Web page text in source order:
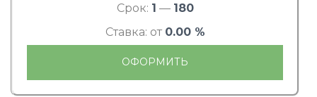
Срок: 1 — 180
Ставка: от 0.00 %
ОФОРМИТЬ